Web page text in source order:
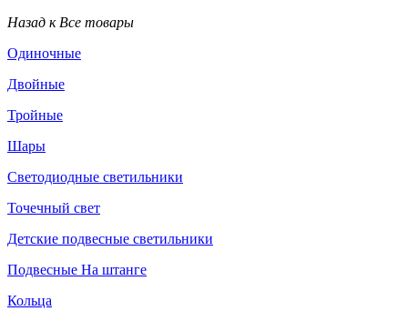
Назад к Все товары
Одиночные
Двойные
Тройные
Шары
Светодиодные светильники
Точечный свет
Детские подвесные светильники
Подвесные На штанге
Кольца